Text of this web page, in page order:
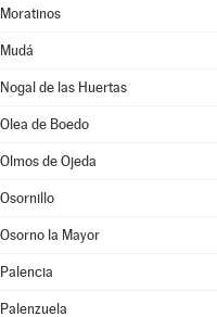
Moratinos
Mudá
Nogal de las Huertas
Olea de Boedo
Olmos de Ojeda
Osornillo
Osorno la Mayor
Palencia
Palenzuela